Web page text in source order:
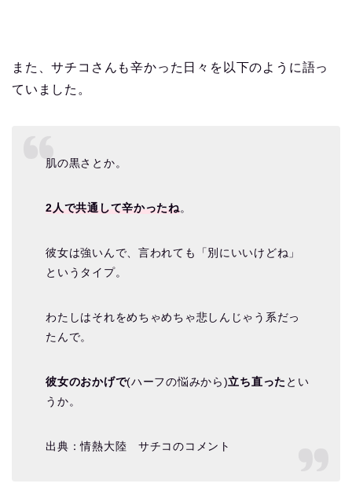
また、サチコさんも辛かった日々を以下のように語っ
ていました。
肌の黒さとか。
2人で共通して辛かったね。
彼女は強いんで、言われても「別にいいけどね」
というタイプ。
わたしはそれをめちゃめちゃ悲しんじゃう系だっ
たんで。
彼女のおかげで(ハーフの悩みから)立ち直った とい
うか。
出典：情熱大陸 サチコのコメント